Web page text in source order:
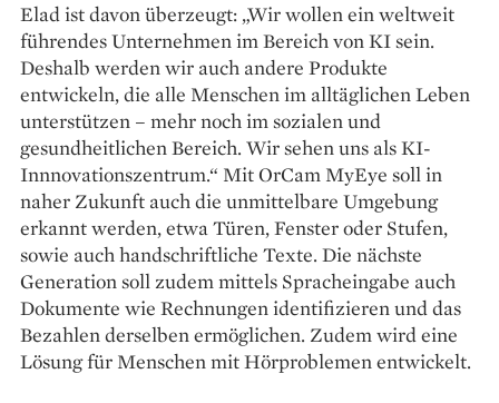
Elad ist davon überzeugt: „Wir wollen ein weltweit
führendes Unternehmen im Bereich von KI sein.
Deshalb werden wir auch andere Produkte
entwickeln, die alle Menschen im alltäglichen Leben
unterstützen – mehr noch im sozialen und
gesundheitlichen Bereich. Wir sehen uns als KI-
Innnovationszentrum.“ Mit OrCam MyEye soll in
naher Zukunft auch die unmittelbare Umgebung
erkannt werden, etwa Türen, Fenster oder Stufen,
sowie auch handschriftliche Texte. Die nächste
Generation soll zudem mittels Spracheingabe auch
Dokumente wie Rechnungen identifizieren und das
Bezahlen derselben ermöglichen. Zudem wird eine
Lösung für Menschen mit Hörproblemen entwickelt.